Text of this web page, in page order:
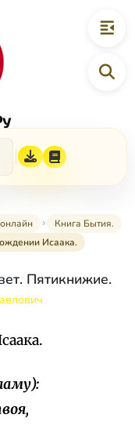
Книга Бытия.
Исаака.
Пятикнижие.